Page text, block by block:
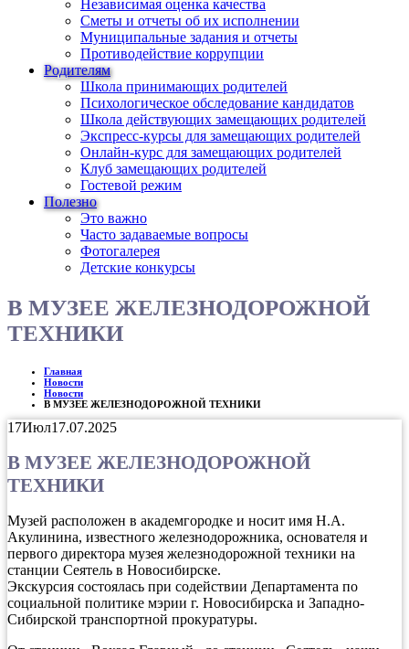
Независимая оценка качества
Сметы и отчеты об их исполнении
Муниципальные задания и отчеты
Противодействие коррупции
Родителям
Школа принимающих родителей
Психологическое обследование кандидатов
Школа действующих замещающих родителей
Экспресс-курсы для замещающих родителей
Онлайн-курс для замещающих родителей
Клуб замещающих родителей
Гостевой режим
Полезно
Это важно
Часто задаваемые вопросы
Фотогалерея
Детские конкурсы
В МУЗЕЕ ЖЕЛЕЗНОДОРОЖНОЙ
ТЕХНИКИ
Главная
Новости
Новости
В МУЗЕЕ ЖЕЛЕЗНОДОРОЖНОЙ ТЕХНИКИ
17Июл17.07.2025
В МУЗЕЕ ЖЕЛЕЗНОДОРОЖНОЙ
ТЕХНИКИ
Музей расположен в академгородке и носит имя Н.А.
Акулинина, известного железнодорожника, основателя и
первого директора музея железнодорожной техники на
станции Сеятель в Новосибирске.
Экскурсия состоялась при содействии Департамента по
социальной политике мэрии г. Новосибирска и Западно-
Сибирской транспортной прокуратуры.